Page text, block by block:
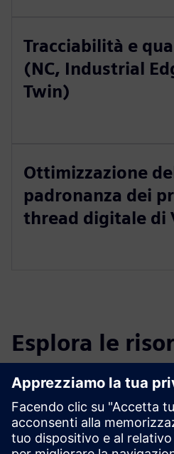
Tracciabilità e
(NC, Industrial
Twin)
Ottimizzazione
padronanza dei
thread digitale di
Esplora le
prodotti
Informazioni e